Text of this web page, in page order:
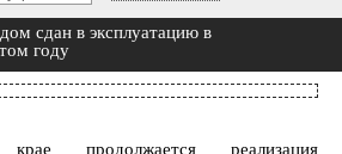
сдан в эксплуатацию в
году
продолжается реализация